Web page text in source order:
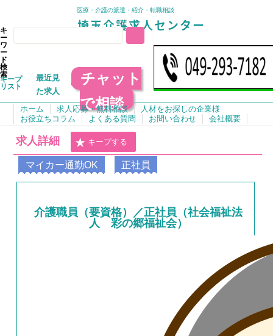
医療・介護の派遣・紹介・転職相談
キ
ー
ワ
ー
ド
検
索
キープ
リスト
最近見
た求人
チャット
で相談
ホーム 求人応募・無料相談
人材をお探しの企業様
お役立ちコラム
よくある質問 お問い合わせ 会社概要
求人詳細 キープする
マイカー通勤OK 正社員
介護職員（要資格）／正社員（社会福祉法
人 彩の郷福祉会）